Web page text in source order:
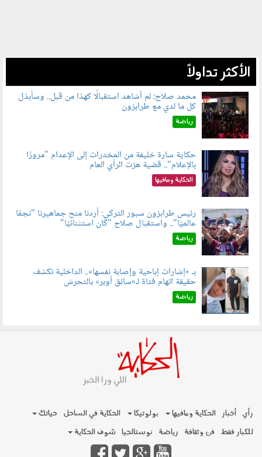
الأكثر تداولاً
060802.jpg
محمد صلاح: لم أشاهد استقبالًا كهذا من قبل.. وسأبذل
كل ما لدي مع طرابزون
رياضة
060801.jpeg
حكاية سارة خليفة من المخدرات إلى الإعدام "مرورًا
بالإعلام".. قضية هزت الرأي العام
الحكاية ومافيها
060803.jpg
رئيس طرابزون سبور التركي: أردنا منح جماهيرنا "نجمًا
عالميًا".. واستقبال صلاح "كان استثنائيًا"
رياضة
060804.jpg
بـ «إشارات إباحية وإصابة نفسها».. الداخلية تكشف
حقيقة اتهام فتاة لـ«سائق أوبر» بالتحرش
رياضة
رأي أخبار الحكاية ومافيها بولوتيكا الحكاية في الساحل
حياتك
للكبار فقط فن وثقافة رياضة نوستالجيا شوف الحكاية